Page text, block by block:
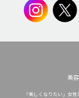
美
「美しくなりたい」女